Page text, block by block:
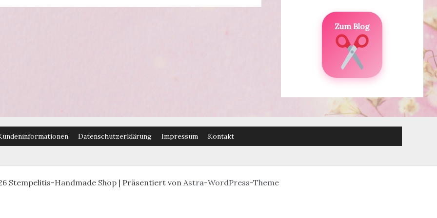
Zum Blog
Datenschutzerklärung Impressum Kontakt
Stempelitis-Handmade Shop | Präsentiert von Astra-WordPress-Theme